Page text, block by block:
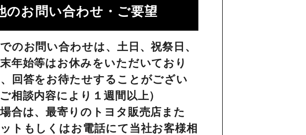
のお問い合わせ・ご要望​
のお問い合わせは、土日、祝祭日、
年始等はお休みをいただいており
回答をお待たせすることがござい
相談内容により１週間以上）
合は、最寄りのトヨタ販売店また
トもしくはお電話にて当社お客様相